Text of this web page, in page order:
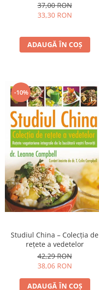
37,00 RON
33,30 RON
ADAUGĂ ÎN COȘ
-10%
Studiul China – Colecţia de
reţete a vedetelor
42,29 RON
38,06 RON
ADAUGĂ ÎN COȘ